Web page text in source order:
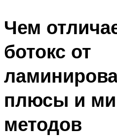
Чем
ботокс от
плюсы и
методов